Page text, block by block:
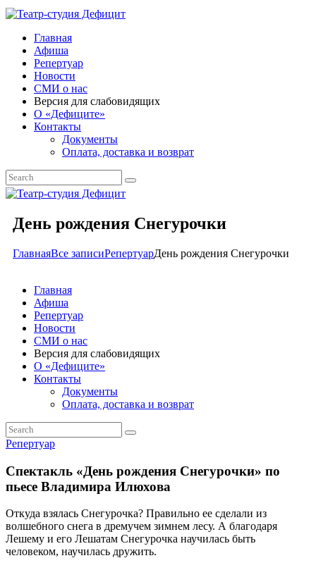
Главная
Афиша
Репертуар
Новости
СМИ о нас
Версия для слабовидящих
О «Дефиците»
Контакты
Документы
Оплата, доставка и возврат
День рождения Снегурочки
ГлавнаяВсе записиРепертуарДень рождения Снегурочки
Главная
Афиша
Репертуар
Новости
СМИ о нас
Версия для слабовидящих
О «Дефиците»
Контакты
Документы
Оплата, доставка и возврат
Репертуар
Спектакль «День рождения Снегурочки» по
пьесе Владимира Илюхова
Откуда взялась Снегурочка? Правильно ее сделали из
волшебного снега в дремучем зимнем лесу. А благодаря
Лешему и его Лешатам Снегурочка научилась быть
человеком, научилась дружить.